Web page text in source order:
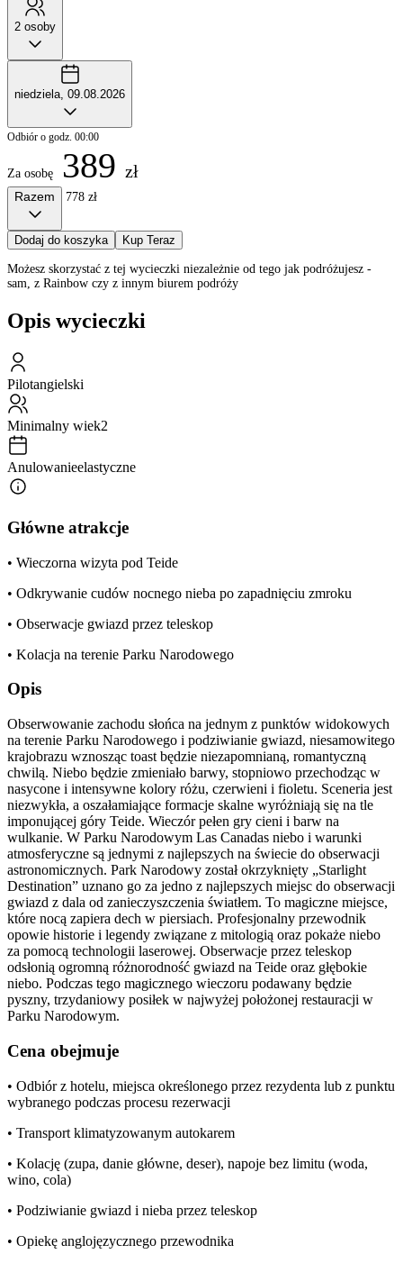
2 osoby
niedziela, 09.08.2026
Odbiór o godz. 00:00
Za osobę 389 zł
Razem 778 zł
Dodaj do koszyka Kup Teraz
Możesz skorzystać z tej wycieczki niezależnie od tego jak podróżujesz -
sam, z Rainbow czy z innym biurem podróży
Opis wycieczki
Pilotangielski
Minimalny wiek2
Anulowanieelastyczne
Główne atrakcje
• Wieczorna wizyta pod Teide
• Odkrywanie cudów nocnego nieba po zapadnięciu zmroku
• Obserwacje gwiazd przez teleskop
• Kolacja na terenie Parku Narodowego
Opis
Obserwowanie zachodu słońca na jednym z punktów widokowych
na terenie Parku Narodowego i podziwianie gwiazd, niesamowitego
krajobrazu wznosząc toast będzie niezapomnianą, romantyczną
chwilą. Niebo będzie zmieniało barwy, stopniowo przechodząc w
nasycone i intensywne kolory różu, czerwieni i fioletu. Sceneria jest
niezwykła, a oszałamiające formacje skalne wyróżniają się na tle
imponującej góry Teide. Wieczór pełen gry cieni i barw na
wulkanie. W Parku Narodowym Las Canadas niebo i warunki
atmosferyczne są jednymi z najlepszych na świecie do obserwacji
astronomicznych. Park Narodowy został okrzyknięty „Starlight
Destination” uznano go za jedno z najlepszych miejsc do obserwacji
gwiazd z dala od zanieczyszczenia światłem. To magiczne miejsce,
które nocą zapiera dech w piersiach. Profesjonalny przewodnik
opowie historie i legendy związane z mitologią oraz pokaże niebo
za pomocą technologii laserowej. Obserwacje przez teleskop
odsłonią ogromną różnorodność gwiazd na Teide oraz głębokie
niebo. Podczas tego magicznego wieczoru podawany będzie
pyszny, trzydaniowy posiłek w najwyżej położonej restauracji w
Parku Narodowym.
Cena obejmuje
• Odbiór z hotelu, miejsca określonego przez rezydenta lub z punktu
wybranego podczas procesu rezerwacji
• Transport klimatyzowanym autokarem
• Kolację (zupa, danie główne, deser), napoje bez limitu (woda,
wino, cola)
• Podziwianie gwiazd i nieba przez teleskop
• Opiekę anglojęzycznego przewodnika